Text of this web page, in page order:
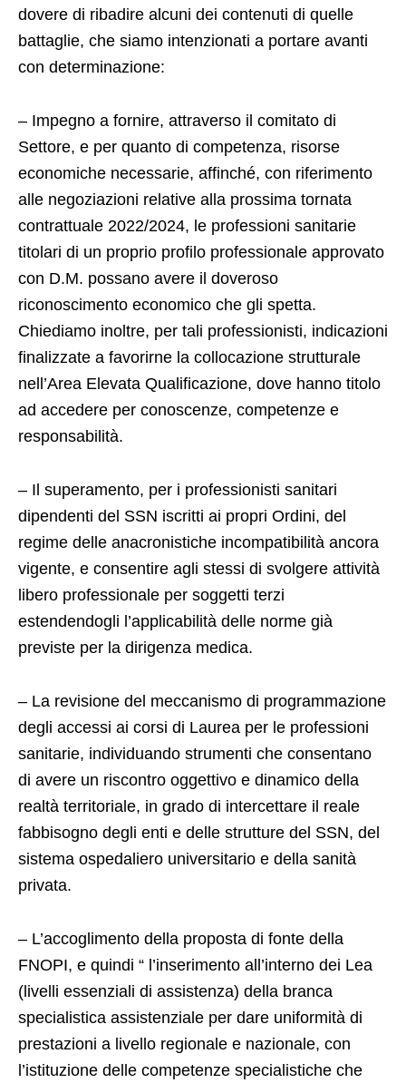
dovere di ribadire alcuni dei contenuti di quelle
battaglie, che siamo intenzionati a portare avanti
con determinazione:
– Impegno a fornire, attraverso il comitato di
Settore, e per quanto di competenza, risorse
economiche necessarie, affinché, con riferimento
alle negoziazioni relative alla prossima tornata
contrattuale 2022/2024, le professioni sanitarie
titolari di un proprio profilo professionale approvato
con D.M. possano avere il doveroso
riconoscimento economico che gli spetta.
Chiediamo inoltre, per tali professionisti, indicazioni
finalizzate a favorirne la collocazione strutturale
nell’Area Elevata Qualificazione, dove hanno titolo
ad accedere per conoscenze, competenze e
responsabilità.
– Il superamento, per i professionisti sanitari
dipendenti del SSN iscritti ai propri Ordini, del
regime delle anacronistiche incompatibilità ancora
vigente, e consentire agli stessi di svolgere attività
libero professionale per soggetti terzi
estendendogli l’applicabilità delle norme già
previste per la dirigenza medica.
– La revisione del meccanismo di programmazione
degli accessi ai corsi di Laurea per le professioni
sanitarie, individuando strumenti che consentano
di avere un riscontro oggettivo e dinamico della
realtà territoriale, in grado di intercettare il reale
fabbisogno degli enti e delle strutture del SSN, del
sistema ospedaliero universitario e della sanità
privata.
– L’accoglimento della proposta di fonte della
FNOPI, e quindi “ l’inserimento all’interno dei Lea
(livelli essenziali di assistenza) della branca
specialistica assistenziale per dare uniformità di
prestazioni a livello regionale e nazionale, con
l’istituzione delle competenze specialistiche che